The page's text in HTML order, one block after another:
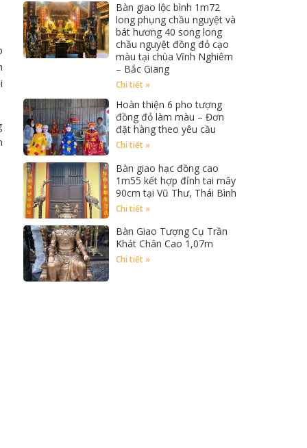
Bàn giao lộc bình 1m72
long phụng chầu nguyệt và
bát hương 40 song long
chầu nguyệt đồng đỏ cạo
màu tại chùa Vĩnh Nghiêm
– Bắc Giang
Chi tiết »
Hoàn thiện 6 pho tượng
đồng đỏ làm màu – Đơn
đặt hàng theo yêu cầu
Chi tiết »
Bàn giao hạc đồng cao
1m55 kết hợp đỉnh tai mây
90cm tại Vũ Thư, Thái Bình
Chi tiết »
Bàn Giao Tượng Cụ Trần
Khát Chân Cao 1,07m
Chi tiết »